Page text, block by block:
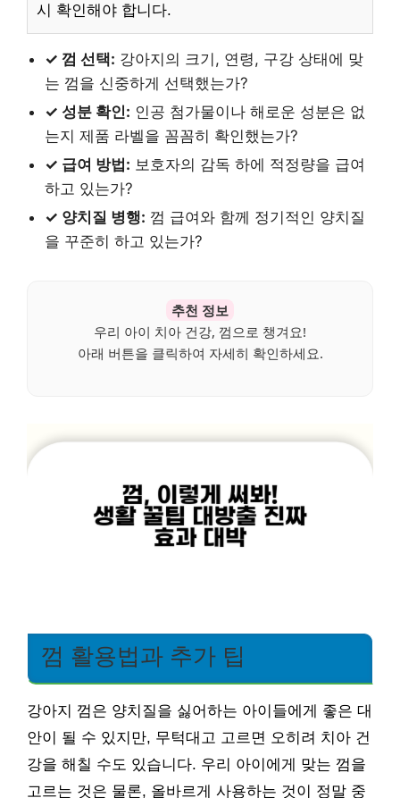
시 확인해야 합니다.
✓ 껌 선택: 강아지의 크기, 연령, 구강 상태에 맞
는 껌을 신중하게 선택했는가?
✓ 성분 확인: 인공 첨가물이나 해로운 성분은 없
는지 제품 라벨을 꼼꼼히 확인했는가?
✓ 급여 방법: 보호자의 감독 하에 적정량을 급여
하고 있는가?
✓ 양치질 병행: 껌 급여와 함께 정기적인 양치질
을 꾸준히 하고 있는가?
추천 정보
우리 아이 치아 건강, 껌으로 챙겨요!
아래 버튼을 클릭하여 자세히 확인하세요.
껌 활용법과 추가 팁
강아지 껌은 양치질을 싫어하는 아이들에게 좋은 대
안이 될 수 있지만, 무턱대고 고르면 오히려 치아 건
강을 해칠 수도 있습니다. 우리 아이에게 맞는 껌을
고르는 것은 물론, 올바르게 사용하는 것이 정말 중